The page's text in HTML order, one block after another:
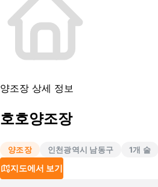
양조장 상세 정보
호호양조장
양조장 인천광역시 남동구 1개 술
지도에서 보기